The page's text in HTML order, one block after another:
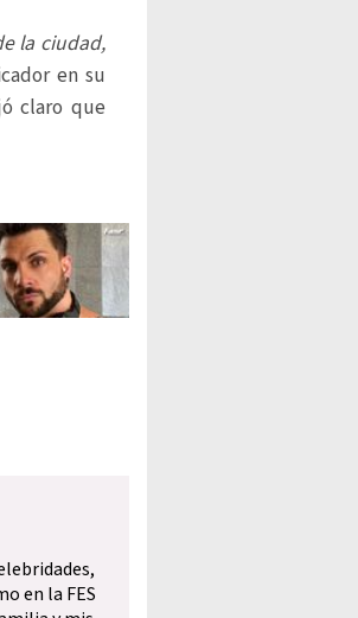
la ciudad,
en su
claro que
en la FES